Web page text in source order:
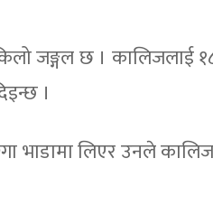
जङ्गल छ । कालिजलाई
।
भाडामा लिएर उनले